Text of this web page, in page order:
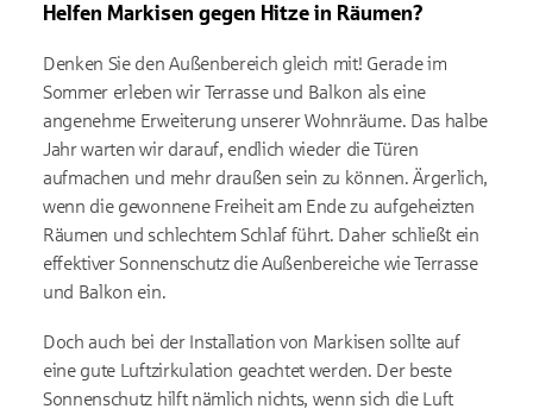
Helfen Markisen gegen Hitze in Räumen?
Denken Sie den Außenbereich gleich mit! Gerade im
Sommer erleben wir Terrasse und Balkon als eine
angenehme Erweiterung unserer Wohnräume. Das halbe
Jahr warten wir darauf, endlich wieder die Türen
aufmachen und mehr draußen sein zu können. Ärgerlich,
wenn die gewonnene Freiheit am Ende zu aufgeheizten
Räumen und schlechtem Schlaf führt. Daher schließt ein
effektiver Sonnenschutz die Außenbereiche wie Terrasse
und Balkon ein.
Doch auch bei der Installation von Markisen sollte auf
eine gute Luftzirkulation geachtet werden. Der beste
Sonnenschutz hilft nämlich nichts, wenn sich die Luft